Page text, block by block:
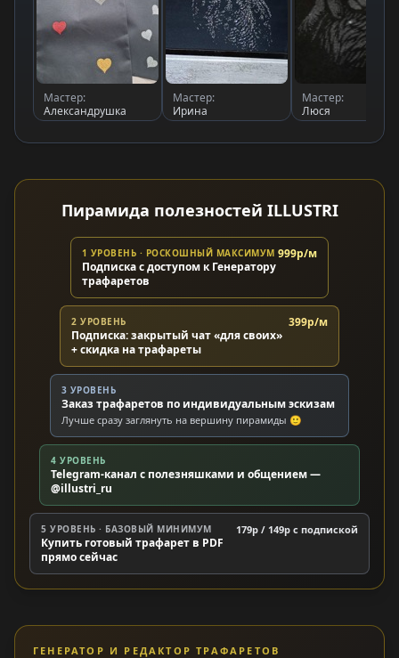
Мастер:
Александрушка
Мастер:
Ирина
Мастер:
Люся
Пирамида полезностей ILLUSTRI
1 УРОВЕНЬ · РОСКОШНЫЙ МАКСИМУМ
Подписка с доступом к Генератору
трафаретов
999р/м
2 УРОВЕНЬ
Подписка: закрытый чат «для своих»
+ скидка на трафареты
399р/м
3 УРОВЕНЬ
Заказ трафаретов по индивидуальным эскизам
Лучше сразу заглянуть на вершину пирамиды 🙂
4 УРОВЕНЬ
Telegram-канал с полезняшками и общением —
@illustri_ru
5 УРОВЕНЬ · БАЗОВЫЙ МИНИМУМ
Купить готовый трафарет в PDF
прямо сейчас
179р / 149р c подпиской
ГЕНЕРАТОР И РЕДАКТОР ТРАФАРЕТОВ